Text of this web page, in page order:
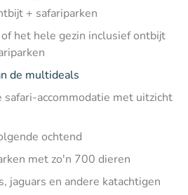
+ safariparken
het hele gezin inclusief ontbijt
de multideals
safari-accommodatie met uitzicht
ochtend
met zo'n 700 dieren
jaguars en andere katachtigen